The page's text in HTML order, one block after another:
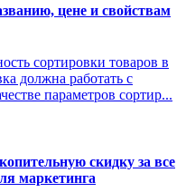
цене и свойствам
сортировки товаров в
должна работать с
параметров сортир...
скидку за все
маркетинга